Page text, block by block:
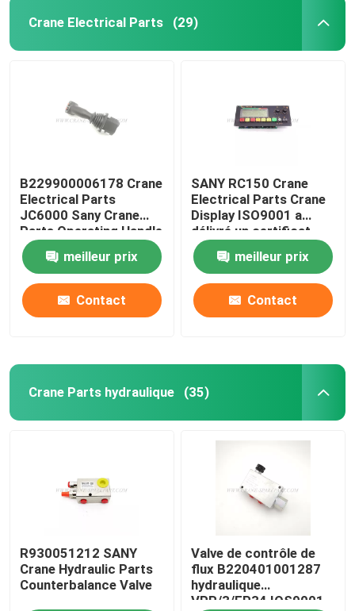
Crane Electrical Parts (29)
B229900006178 Crane
Electrical Parts
JC6000 Sany Crane
Parts Operating Handle
meilleur prix
Contact
SANY RC150 Crane
Electrical Parts Crane
Display ISO9001 a
délivré un certificat
meilleur prix
Contact
Crane Parts hydraulique (35)
R930051212 SANY
Crane Hydraulic Parts
Counterbalance Valve
Valve de contrôle de
flux B220401001287
hydraulique
VPR/3/EP34 IOS9001